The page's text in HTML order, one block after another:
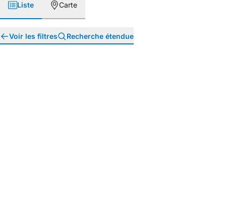
Liste Carte
Voir les filtres Recherche étendue